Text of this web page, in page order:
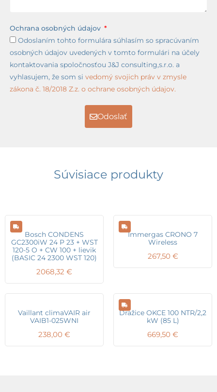
Ochrana osobných údajov
Odoslaním tohto formulára súhlasím so spracúvaním
osobných údajov uvedených v tomto formulári na účely
kontaktovania spoločnosťou J&J consulting,s.r.o. a
vyhlasujem, že som si vedomý svojich práv v zmysle
zákona č. 18/2018 Z.z. o ochrane osobných údajov.
Odoslať
Súvisiace produkty
Bosch CONDENS
GC2300iW 24 P 23 + WST
120-5 O + CW 100 + lievik
(BASIC 24 2300 WST 120)
2068,32 €
Immergas CRONO 7
Wireless
267,50 €
Vaillant climaVAIR air
VAIB1-025WNI
238,00 €
Dražice OKCE 100 NTR/2,2
kW (85 L)
669,50 €